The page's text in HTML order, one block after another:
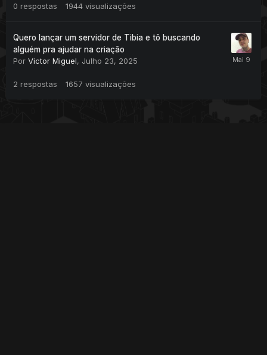
0 respostas 1944 visualizações
Quero lançar um servidor de Tibia e tô buscando
alguém pra ajudar na criação
Por Victor Miguel, Julho 23, 2025
2 respostas 1657 visualizações